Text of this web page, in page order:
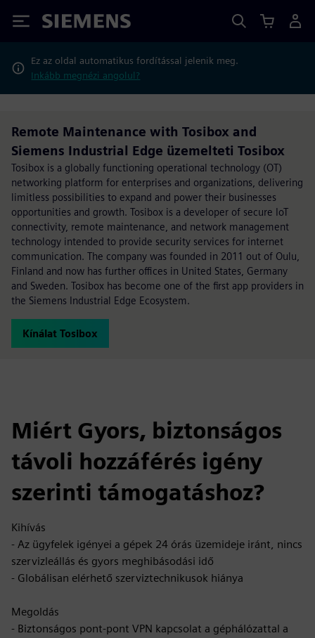
Siemens
Ez az oldal automatikus fordítással jelenik meg.
Inkább megnézi angolul?
Remote Maintenance with Tosibox and
Siemens Industrial Edge üzemelteti Tosibox
Tosibox is a globally functioning operational technology (OT)
networking platform for enterprises and organizations, delivering
limitless possibilities to expand and power their businesses
opportunities and growth. Tosibox is a developer of secure IoT
connectivity, remote maintenance, and network management
technology intended to provide security services for internet
communication. The company was founded in 2011 out of Oulu,
Finland and now has further offices in United States, Germany
and Sweden. Tosibox has become one of the first app providers in
the Siemens Industrial Edge Ecosystem.
Kínálat Tosibox
Miért Gyors, biztonságos
távoli hozzáférés igény
szerinti támogatáshoz?
Kihívás
- Az ügyfelek igényei a gépek 24 órás üzemideje iránt, nincs
szervizleállás és gyors meghibásodási idő
- Globálisan elérhető szerviztechnikusok hiánya
Megoldás
- Biztonságos pont-pont VPN kapcsolat a géphálózattal a